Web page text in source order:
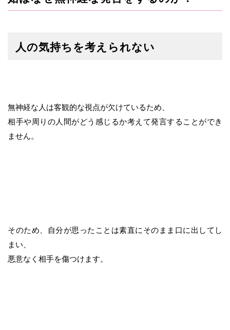
人の気持ちを考えられない
無神経な人は客観的な視点が欠けているため、
相手や周りの人間がどう感じるか考えて発言することができ
ません。
そのため、自分が思ったことは素直にそのまま口に出してし
まい、
悪意なく相手を傷つけます。